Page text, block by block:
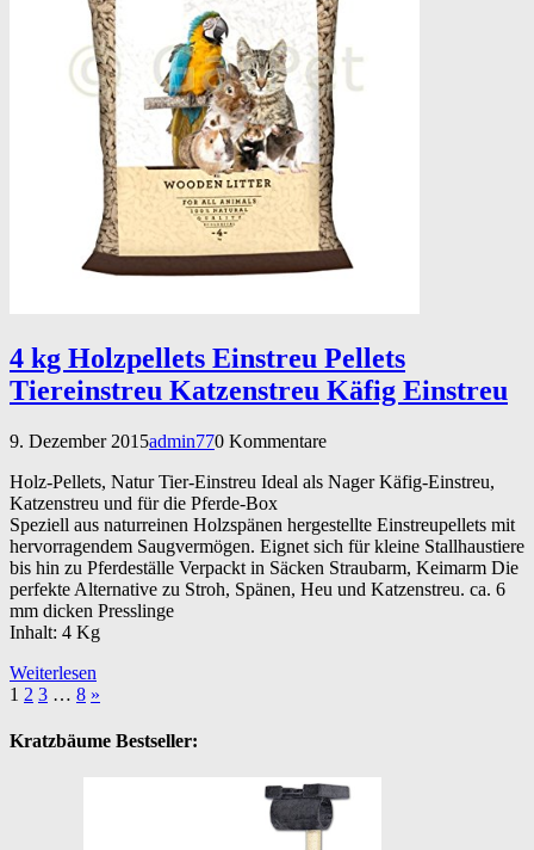
4 kg Holzpellets Einstreu Pellets
Tiereinstreu Katzenstreu Käfig Einstreu
9. Dezember 2015admin770 Kommentare
Holz-Pellets, Natur Tier-Einstreu Ideal als Nager Käfig-Einstreu,
Katzenstreu und für die Pferde-Box
Speziell aus naturreinen Holzspänen hergestellte Einstreupellets mit
hervorragendem Saugvermögen. Eignet sich für kleine Stallhaustiere
bis hin zu Pferdeställe Verpackt in Säcken Straubarm, Keimarm Die
perfekte Alternative zu Stroh, Spänen, Heu und Katzenstreu. ca. 6
mm dicken Presslinge
Inhalt: 4 Kg
Weiterlesen
1 2 3 … 8 »
Kratzbäume Bestseller: